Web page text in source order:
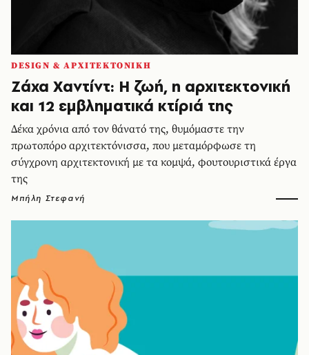
DESIGN & ΑΡΧΙΤΕΚΤΟΝΙΚΗ
Ζάχα Χαντίντ: Η ζωή, η αρχιτεκτονική
και 12 εμβληματικά κτίριά της
Δέκα χρόνια από τον θάνατό της, θυμόμαστε την
πρωτοπόρο αρχιτεκτόνισσα, που μεταμόρφωσε τη
σύγχρονη αρχιτεκτονική με τα κομψά, φουτουριστικά έργα
της
Μπήλη Στεφανή